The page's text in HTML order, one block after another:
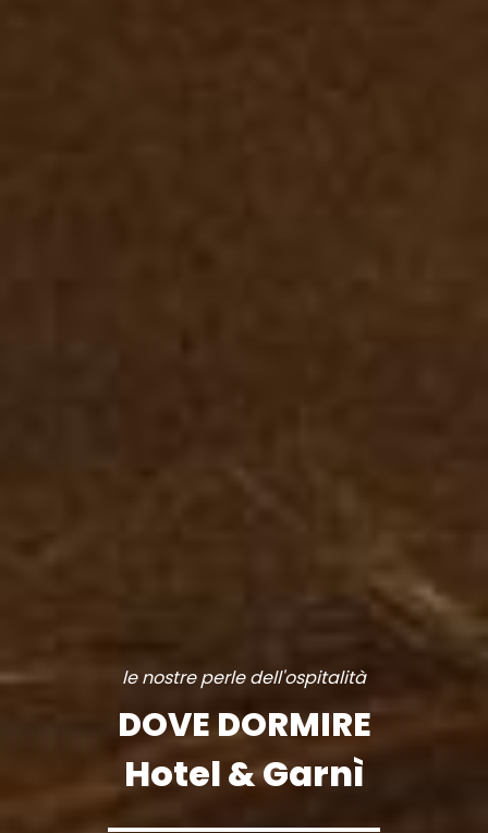
le nostre perle dell'ospitalità
DOVE DORMIRE
Hotel & Garnì